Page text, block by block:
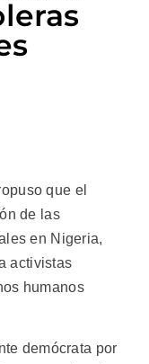
que el
de las
en Nigeria,
activistas
humanos
demócrata por